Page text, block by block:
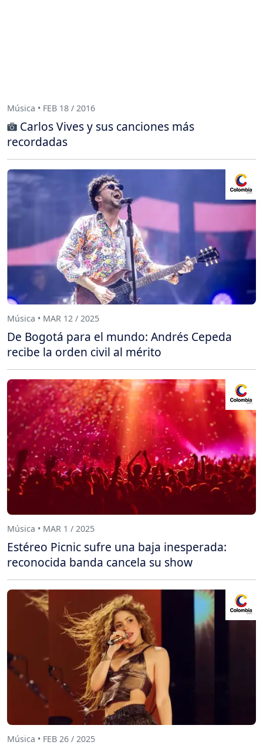
Música • FEB 18 / 2016
Carlos Vives y sus canciones más
recordadas
Música • MAR 12 / 2025
De Bogotá para el mundo: Andrés Cepeda
recibe la orden civil al mérito
Música • MAR 1 / 2025
Estéreo Picnic sufre una baja inesperada:
reconocida banda cancela su show
Música • FEB 26 / 2025